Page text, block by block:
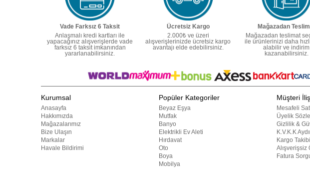
Vade Farksız 6 Taksit
Anlaşmalı kredi kartları ile
yapacağınız alışverişlerde vade
farksız 6 taksit imkanından
yararlanabilirsiniz.
Ücretsiz Kargo
2.000₺ ve üzeri
alışverişlerinizde ücretsiz kargo
avantajı elde edebilirsiniz.
Mağazadan
Mağazadan teslimat
ile ürünlerinizi daha
alabilir ve indirim
kazanabilirsiniz.
Kurumsal
Anasayfa
Hakkımızda
Mağazalarımız
Bize Ulaşın
Markalar
Havale Bildirimi
Popüler Kategoriler
Beyaz Eşya
Mutfak
Banyo
Elektrikli Ev Aleti
Hırdavat
Oto
Boya
Mobilya
Müşteri
Mesafeli
Üyelik
Gizlilik &
K.V.K.K
Kargo Takibi
Alışverişsiz
Fatura